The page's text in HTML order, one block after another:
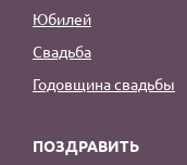
Юбилей
Свадьба
Годовщина свадьбы
ПОЗДРАВИТЬ